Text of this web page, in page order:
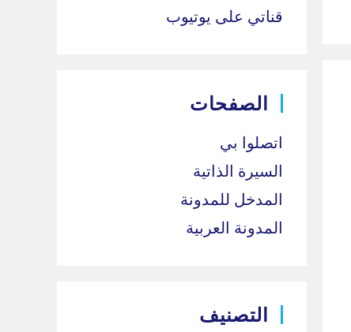
قناتي على يوتيوب
الصفحات
اتصلوا بي
السيرة الذاتية
المدخل للمدونة
المدونة العربية
التصنيف